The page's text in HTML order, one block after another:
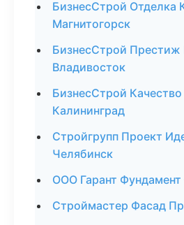
БизнесСтрой Отделка
Магнитогорск
БизнесСтрой
Владивосток
БизнесСтрой
Калининград
Стройгрупп Проект
Челябинск
ООО Гарант
Строймастер Фасад